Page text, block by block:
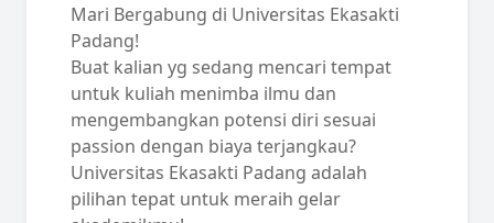
Mari Bergabung di Universitas Ekasakti
Padang!
Buat kalian yg sedang mencari tempat
untuk kuliah menimba ilmu dan
mengembangkan potensi diri sesuai
passion dengan biaya terjangkau?
Universitas Ekasakti Padang adalah
pilihan tepat untuk meraih gelar